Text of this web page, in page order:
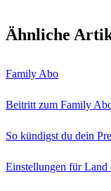
Ähnliche
Family Abo
Beitritt zum Family
So kündigst du dein
Einstellungen für Land